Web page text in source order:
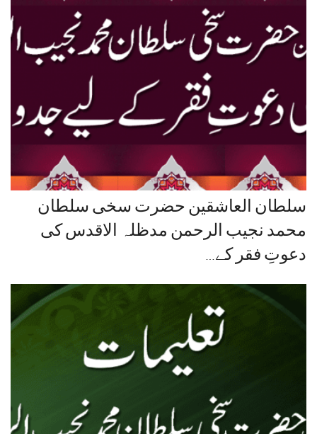
سلطان العاشقین حضرت سخی سلطان
محمد نجیب الرحمن مدظلہ الاقدس کی
دعوتِ فقر کے…